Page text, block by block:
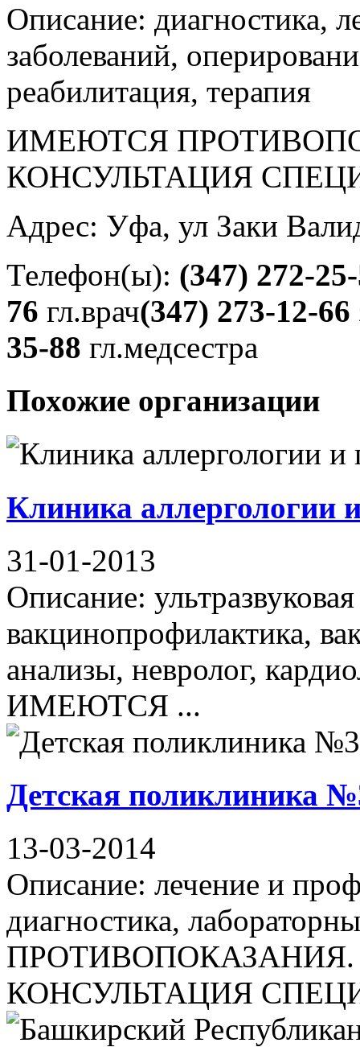
Описание: диагностика,
заболеваний,
реабилитация, терапия
ИМЕЮТСЯ
КОНСУЛЬТАЦИЯ
Адрес: Уфа, ул Заки
Телефон(ы): (347) 272-
76 гл.врач(347) 273-12-66
35-88 гл.медсестра
Похожие организации
Клиника аллергологии
31-01-2013
Описание:
вакцинопрофилактика,
анализы, невролог,
ИМЕЮТСЯ ...
Детская поликлиника
13-03-2014
Описание: лечение и
диагностика,
КОНСУЛЬТАЦИЯ